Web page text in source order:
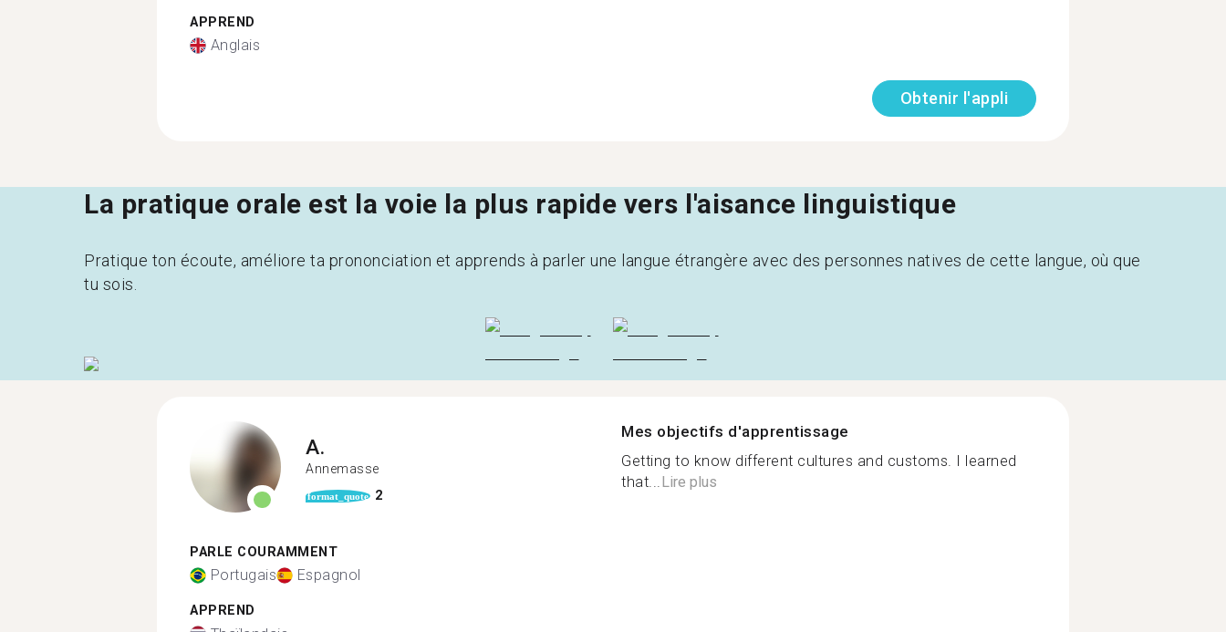
APPREND
Anglais
Obtenir l'appli
La pratique orale est la voie la plus rapide vers l'aisance linguistique
Pratique ton écoute, améliore ta prononciation et apprends à parler une langue étrangère avec des personnes natives de cette langue, où que
tu sois.
A.
Annemasse
format_quote 2
PARLE COURAMMENT
Portugais Espagnol
APPREND
Mes objectifs d'apprentissage
Getting to know different cultures and customs. I learned
that... Lire plus